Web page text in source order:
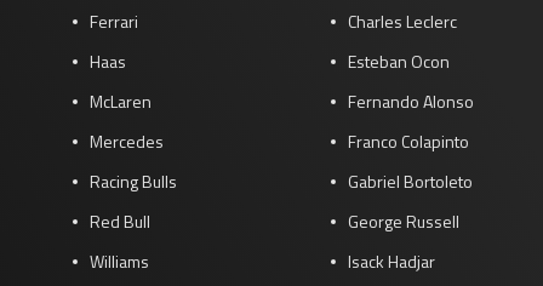
Ferrari
Haas
McLaren
Mercedes
Racing Bulls
Red Bull
Williams
Charles Leclerc
Esteban Ocon
Fernando Alonso
Franco Colapinto
Gabriel Bortoleto
George Russell
Isack Hadjar